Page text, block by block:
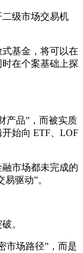
级市场交易机
基金，将可以在
在个案基础上探
产品”，而被实质
始向 ETF、LOF
市场都未完成的
驱动”。
。
市场路径”，而是